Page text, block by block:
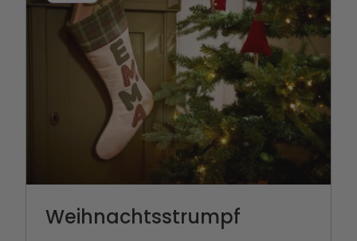
Weihnachtsstrumpf